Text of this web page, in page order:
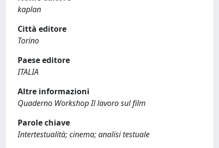
kaplan
Città editore
Torino
Paese editore
ITALIA
Altre informazioni
Quaderno Workshop Il lavoro sul film
Parole chiave
Intertestualità; cinema; analisi testuale